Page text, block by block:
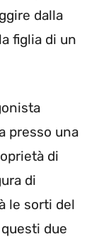
dalla
figlia di un
presso una
di
di
le sorti del
due